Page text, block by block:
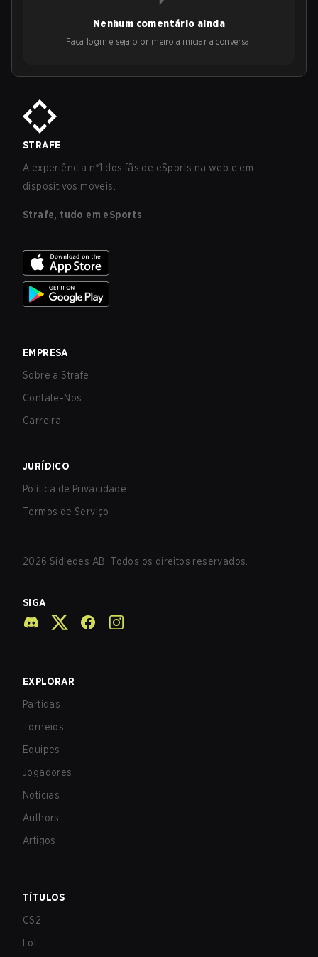
Nenhum comentário ainda
Faça login e seja o primeiro a iniciar a conversa!
STRAFE
A experiência nº1 dos fãs de eSports na web e em
dispositivos móveis.
Strafe, tudo em eSports
EMPRESA
Sobre a Strafe
Contate-Nos
Carreira
JURÍDICO
Política de Privacidade
Termos de Serviço
2026 Sidledes AB. Todos os direitos reservados.
SIGA
EXPLORAR
Partidas
Torneios
Equipes
Jogadores
Notícias
Authors
Artigos
TÍTULOS
CS2
LoL